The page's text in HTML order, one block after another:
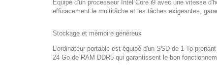
Équipé d'un processeur Intel Core i9 avec une vitesse
efficacement le multitâche et les tâches exigeantes,
Stockage et mémoire généreux
L'ordinateur portable est équipé d'un SSD de 1 To
24 Go de RAM DDR5 qui garantissent le bon